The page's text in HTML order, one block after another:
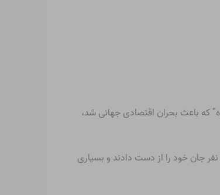
در ۲۴ اکتبر ۱۹۲۹ در نیویورک، به اصطلاح “جمعه سیاه” که باعث بحران اقتصادی جهانی شد،
بعد بر ناکازاکی پرتاب کرد. میلیون ها نفر جان خود را از دست دادند و بسیاری